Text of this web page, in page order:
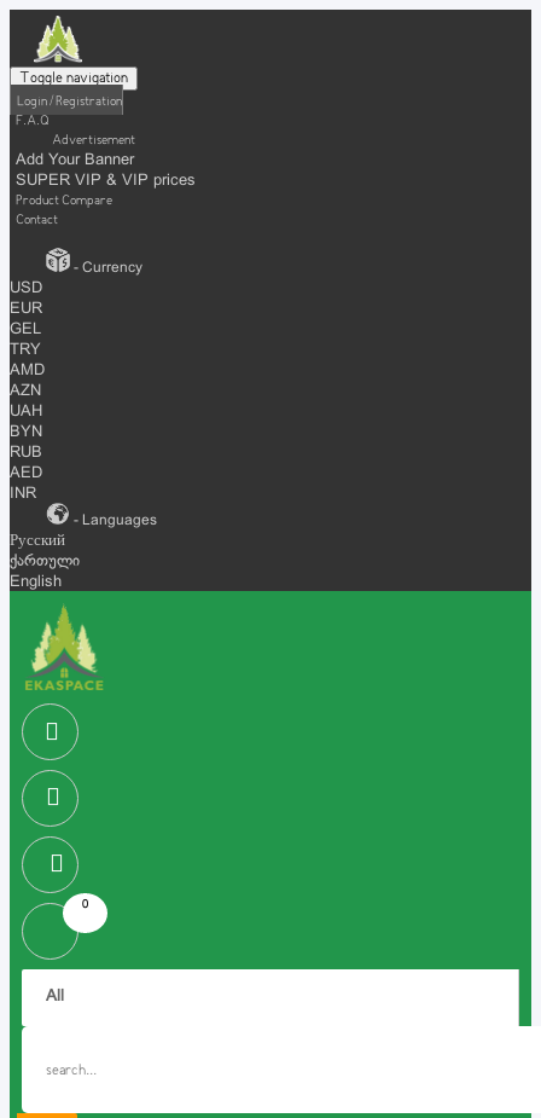
Toggle navigation
Login / Registration
F.A.Q
Advertisement
Add Your Banner
SUPER VIP & VIP prices
Product Compare
Contact
- Currency
USD
EUR
GEL
TRY
AMD
AZN
UAH
BYN
RUB
AED
INR
- Languages
Русский
ქართული
English
0